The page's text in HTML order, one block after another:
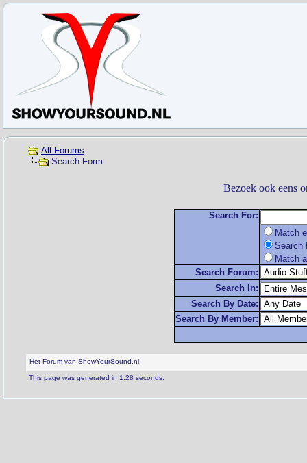
All Forums
Search Form
Bezoek ook eens
Search For:
Match
Search
Match
Search Forum:
Search In:
Search By Date:
Search By Member:
Het Forum van ShowYourSound.nl
This page was generated in 1.28 seconds.